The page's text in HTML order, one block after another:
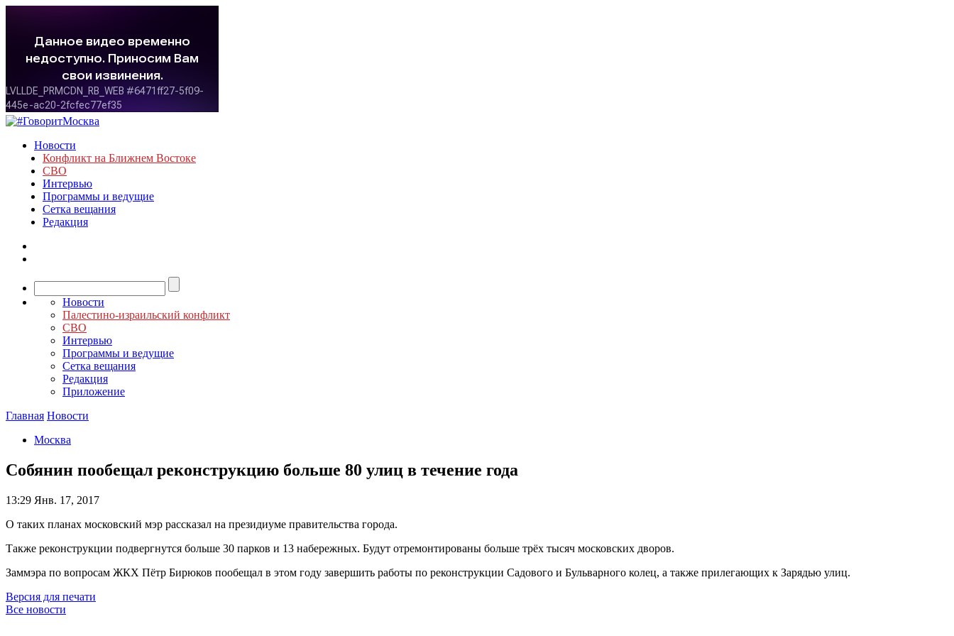
Новости
Конфликт на Ближнем Востоке
СВО
Интервью
Программы и ведущие
Сетка вещания
Редакция
Новости
Палестино-израильский конфликт
СВО
Интервью
Программы и ведущие
Сетка вещания
Редакция
Приложение
Главная Новости
Москва
Собянин пообещал реконструкцию больше 80 улиц в течение года
13:29 Янв. 17, 2017
О таких планах московский мэр рассказал на президиуме правительства города.
Также реконструкции подвергнутся больше 30 парков и 13 набережных. Будут отремонтированы больше трёх тысяч московских дворов.
Заммэра по вопросам ЖКХ Пётр Бирюков пообещал в этом году завершить работы по реконструкции Садового и Бульварного колец, а также прилегающих к Зарядью улиц.
Версия для печати
Все новости